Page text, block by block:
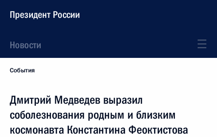
Президент России
Новости
События
Дмитрий Медведев выразил
соболезнования родным и близким
космонавта Константина Феоктистова